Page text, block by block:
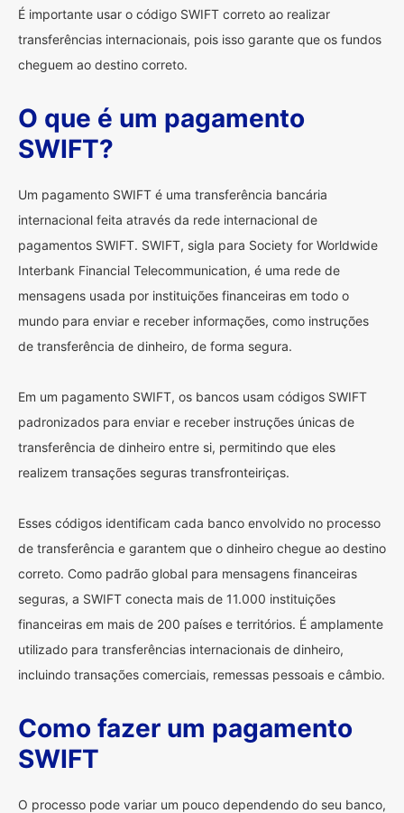
É importante usar o código SWIFT correto ao realizar
transferências internacionais, pois isso garante que os fundos
cheguem ao destino correto.
O que é um pagamento
SWIFT?
Um pagamento SWIFT é uma transferência bancária
internacional feita através da rede internacional de
pagamentos SWIFT. SWIFT, sigla para Society for Worldwide
Interbank Financial Telecommunication, é uma rede de
mensagens usada por instituições financeiras em todo o
mundo para enviar e receber informações, como instruções
de transferência de dinheiro, de forma segura.
Em um pagamento SWIFT, os bancos usam códigos SWIFT
padronizados para enviar e receber instruções únicas de
transferência de dinheiro entre si, permitindo que eles
realizem transações seguras transfronteiriças.
Esses códigos identificam cada banco envolvido no processo
de transferência e garantem que o dinheiro chegue ao destino
correto. Como padrão global para mensagens financeiras
seguras, a SWIFT conecta mais de 11.000 instituições
financeiras em mais de 200 países e territórios. É amplamente
utilizado para transferências internacionais de dinheiro,
incluindo transações comerciais, remessas pessoais e câmbio.
Como fazer um pagamento
SWIFT
O processo pode variar um pouco dependendo do seu banco,